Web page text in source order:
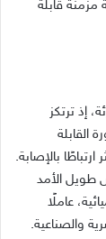
قابلة
إذ ترتكز
القابلة
بالإصابة.
طويل الأمد
عاملًا
والصناعية.